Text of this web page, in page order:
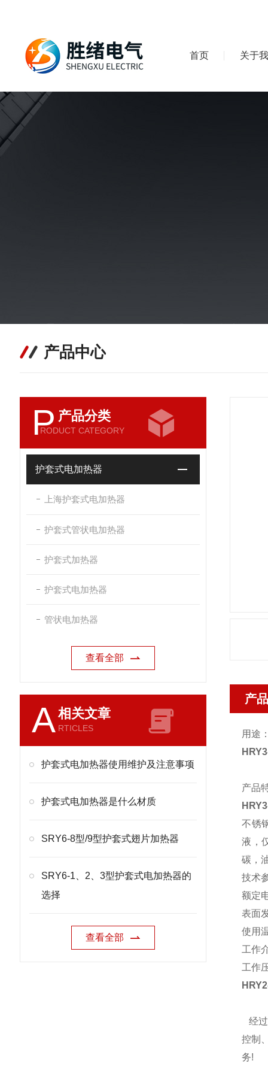
首页 关于
产品中心
P 产品分类
RODUCT CATEGORY
护套式电加热器
上海护套式电加热器
护套式管状电加热器
护套式加热器
护套式电加热器
管状电加热器
查看全部
A相关文章
RTICLES
护套式电加热器使用维护及注意事项
护套式电加热器是什么材质
SRY6-8型/9型护套式翅片加热器
SRY6-1、2、3型护套式电加热器的
选择
查看全部
产
用途
产品
不锈
液，
碳，
技术
额定
表面
使用
工作
工作
经
控制
务!